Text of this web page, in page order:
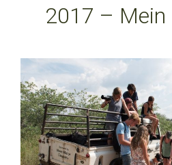
2017 – Mein